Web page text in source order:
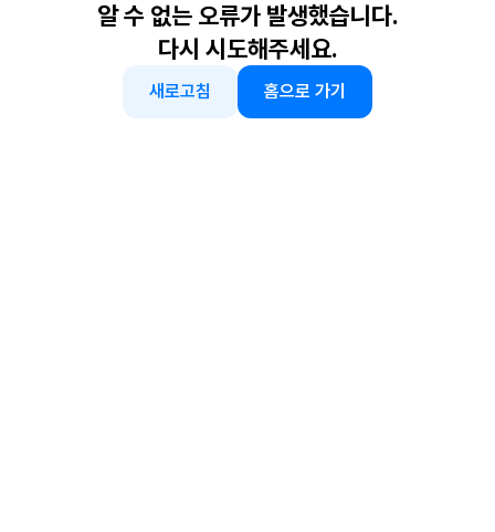
알 수 없는 오류가 발생했습니다.
다시 시도해주세요.
새로고침 홈으로 가기